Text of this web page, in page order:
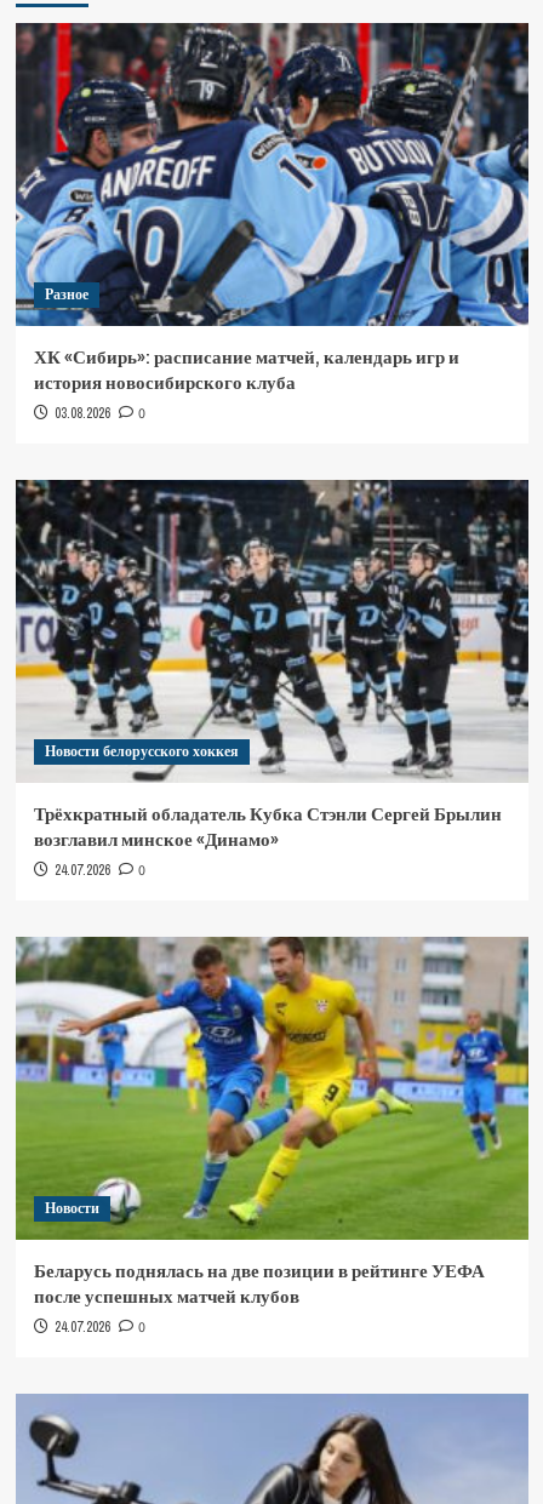
Разное
ХК «Сибирь»: расписание матчей, календарь игр и
история новосибирского клуба
03.08.2026 0
Новости белорусского хоккея
Трёхкратный обладатель Кубка Стэнли Сергей Брылин
возглавил минское «Динамо»
24.07.2026 0
Новости
Беларусь поднялась на две позиции в рейтинге УЕФА
после успешных матчей клубов
24.07.2026 0